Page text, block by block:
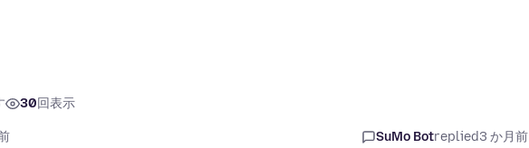
30回表示
SuMo Botreplied3 か月前